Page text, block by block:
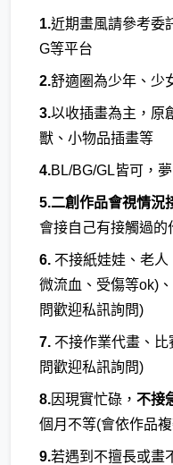
1.近期畫風請參考委
G等平台
2.舒適圈為少年、少
3.以收插畫為主，原
獸、小物品插畫等
4.BL/BG/GL皆可，
5.二創作品會視情況
會接自己有接觸過的
6. 不接紙娃娃、老
微流血、受傷等ok)
問歡迎私訊詢問)
7. 不接作業代畫、
問歡迎私訊詢問)
8.因現實忙碌， 不接
個月不等(會依作品
9.若遇到不擅長或畫